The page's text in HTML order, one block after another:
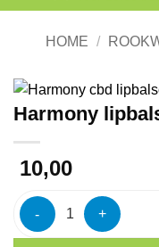
HOME /
Harmony
10,00
Harmony lipbalsem